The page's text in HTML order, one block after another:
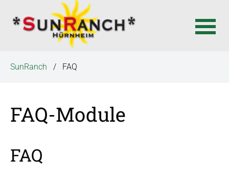
SunRanch FAQ
FAQ-Module
FAQ